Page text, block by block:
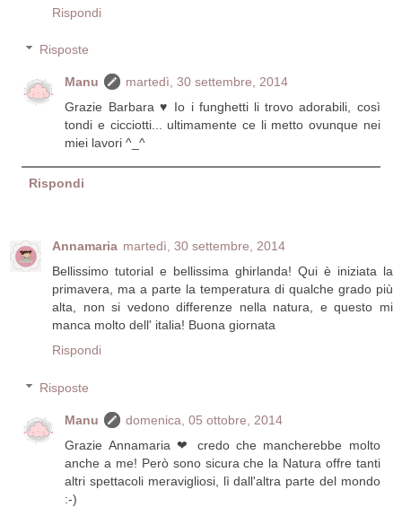
Rispondi
Risposte
Manu
martedì, 30 settembre, 2014
Grazie Barbara ♥ Io i funghetti li trovo adorabili, così
tondi e cicciotti... ultimamente ce li metto ovunque nei
miei lavori ^_^
Rispondi
Annamaria martedì, 30 settembre, 2014
Bellissimo tutorial e bellissima ghirlanda! Qui è iniziata la
primavera, ma a parte la temperatura di qualche grado più
alta, non si vedono differenze nella natura, e questo mi
manca molto dell' italia! Buona giornata
Rispondi
Risposte
Manu
domenica, 05 ottobre, 2014
Grazie Annamaria ❤ credo che mancherebbe molto
anche a me! Però sono sicura che la Natura offre tanti
altri spettacoli meravigliosi, lì dall'altra parte del mondo
:-)